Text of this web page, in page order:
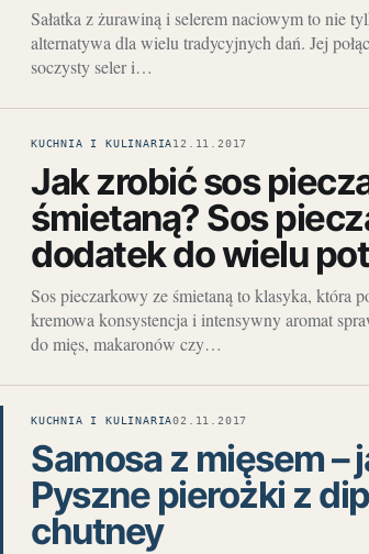
Sałatka z żurawiną i selerem naciowym to nie
alternatywa dla wielu tradycyjnych dań. Jej
soczysty seler i…
KUCHNIA I KULINARIA12.11.2017
Jak zrobić sos
śmietaną? Sos
dodatek do wielu
Sos pieczarkowy ze śmietaną to klasyka, która
kremowa konsystencja i intensywny aromat
do mięs, makaronów czy…
KUCHNIA I KULINARIA02.11.2017
Samosa z mięsem –
Pyszne pierożki z
chutney